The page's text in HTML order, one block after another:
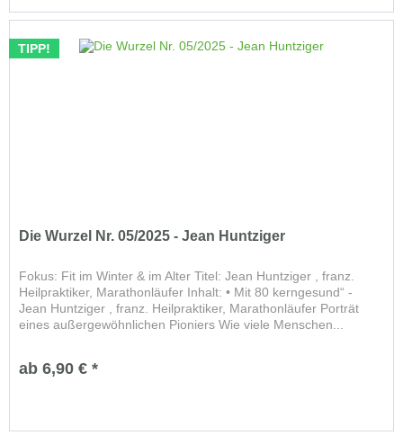
TIPP!
Die Wurzel Nr. 05/2025 - Jean Huntziger
Fokus: Fit im Winter & im Alter Titel: Jean Huntziger , franz.
Heilpraktiker, Marathonläufer Inhalt: • Mit 80 kerngesund“ -
Jean Huntziger , franz. Heilpraktiker, Marathonläufer Porträt
eines außergewöhnlichen Pioniers Wie viele Menschen...
ab 6,90 € *